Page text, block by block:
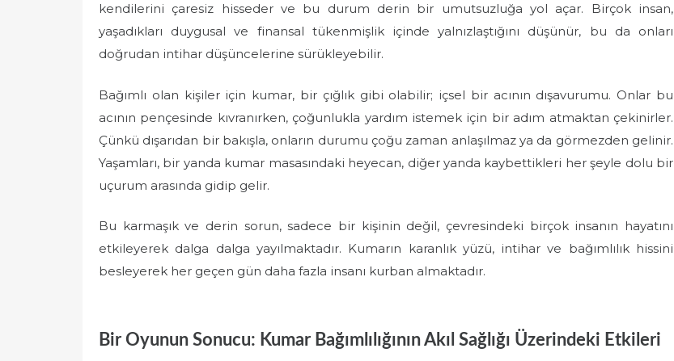
kendilerini çaresiz hisseder ve bu durum derin bir umutsuzluğa yol açar. Birçok insan,
yaşadıkları duygusal ve finansal tükenmişlik içinde yalnızlaştığını düşünür, bu da onları
doğrudan intihar düşüncelerine sürükleyebilir.
Bağımlı olan kişiler için kumar, bir çığlık gibi olabilir; içsel bir acının dışavurumu. Onlar bu
acının pençesinde kıvranırken, çoğunlukla yardım istemek için bir adım atmaktan çekinirler.
Çünkü dışarıdan bir bakışla, onların durumu çoğu zaman anlaşılmaz ya da görmezden gelinir.
Yaşamları, bir yanda kumar masasındaki heyecan, diğer yanda kaybettikleri her şeyle dolu bir
uçurum arasında gidip gelir.
Bu karmaşık ve derin sorun, sadece bir kişinin değil, çevresindeki birçok insanın hayatını
etkileyerek dalga dalga yayılmaktadır. Kumarın karanlık yüzü, intihar ve bağımlılık hissini
besleyerek her geçen gün daha fazla insanı kurban almaktadır.
Bir Oyunun Sonucu: Kumar Bağımlılığının Akıl Sağlığı Üzerindeki Etkileri